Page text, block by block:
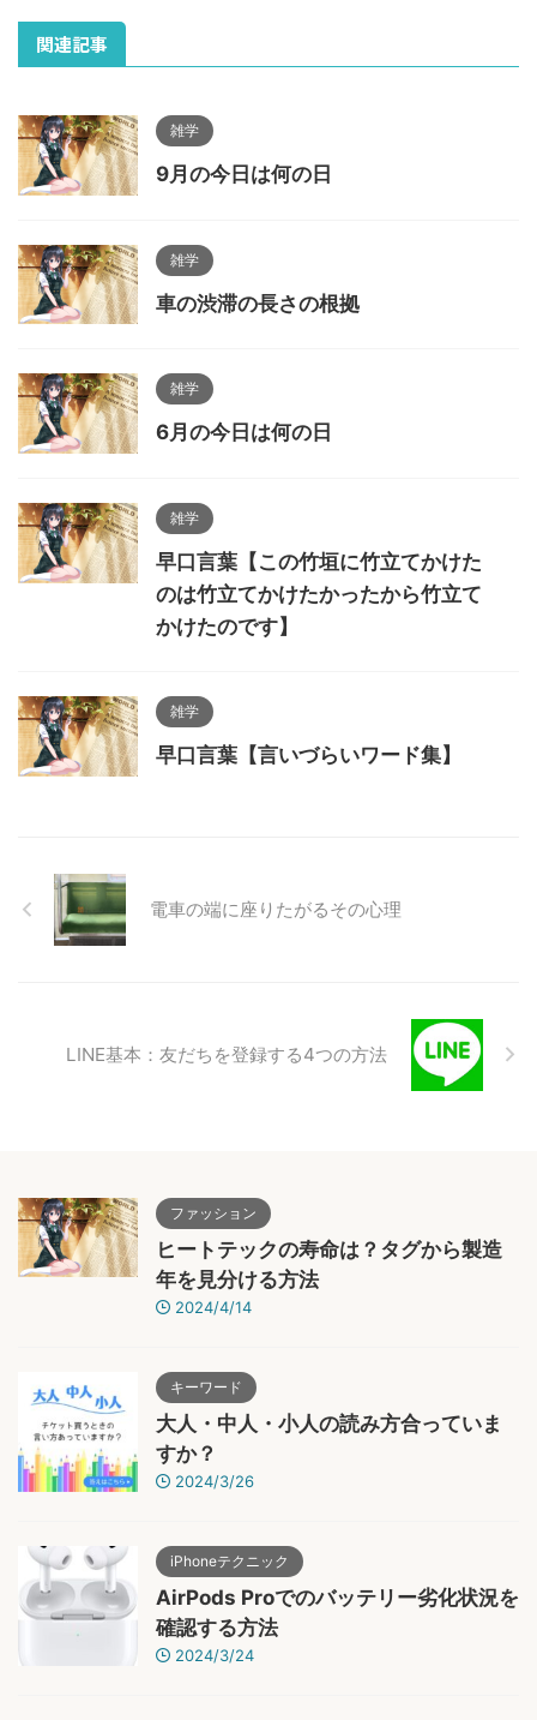
関連記事
雑学
9月の今日は何の日
雑学
車の渋滞の長さの根拠
雑学
6月の今日は何の日
雑学
早口言葉【この竹垣に竹立てかけた
のは竹立てかけたかったから竹立て
かけたのです】
雑学
早口言葉【言いづらいワード集】
電車の端に座りたがるその心理
LINE基本：友だちを登録する4つの方法
ファッション
ヒートテックの寿命は？タグから製造
年を見分ける方法
2024/4/14
キーワード
大人・中人・小人の読み方合っていま
すか？
2024/3/26
iPhoneテクニック
AirPods Proでのバッテリー劣化状況を
確認する方法
2024/3/24